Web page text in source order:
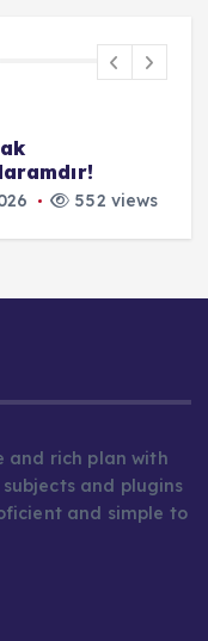
552 views
and rich plan with
and plugins
and simple to